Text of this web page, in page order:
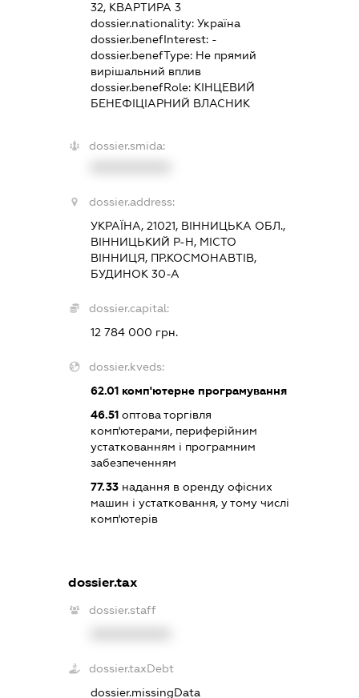
32, КВАРТИРА 3
dossier.nationality:Україна
dossier.benefInterest: -
dossier.benefType: Не прямий
вирішальний вплив
dossier.benefRole: КІНЦЕВИЙ
БЕНЕФІЦІАРНИЙ ВЛАСНИК
dossier.smida:
dossier.address:
УКРАЇНА, 21021, ВІННИЦЬКА ОБЛ.,
ВІННИЦЬКИЙ Р-Н, МІСТО
ВІННИЦЯ, ПР.КОСМОНАВТІВ,
БУДИНОК 30-А
dossier.capital:
12 784 000 грн.
dossier.kveds:
62.01 комп'ютерне програмування
46.51 оптова торгівля
комп'ютерами, периферійним
устаткованням і програмним
забезпеченням
77.33 надання в оренду офісних
машин і устатковання, у тому числі
комп'ютерів
dossier.tax
dossier.staff
dossier.taxDebt
dossier.missingData